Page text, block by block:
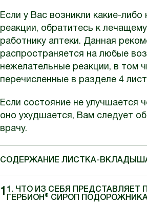
Если у Вас возникли какие-
реакции, обратитесь к
работнику аптеки. Данная
распространяется на любые
нежелательные реакции, в том
перечисленные в разделе 4
Если состояние не улучшается
оно ухудшается, Вам следует
врачу.
СОДЕРЖАНИЕ ЛИСТКА-
1. ЧТО ИЗ СЕБЯ ПРЕДСТАВЛЯЕТ
ГЕРБИОН® СИРОП